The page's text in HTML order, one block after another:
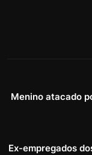
Menino atacado
Ex-empregados